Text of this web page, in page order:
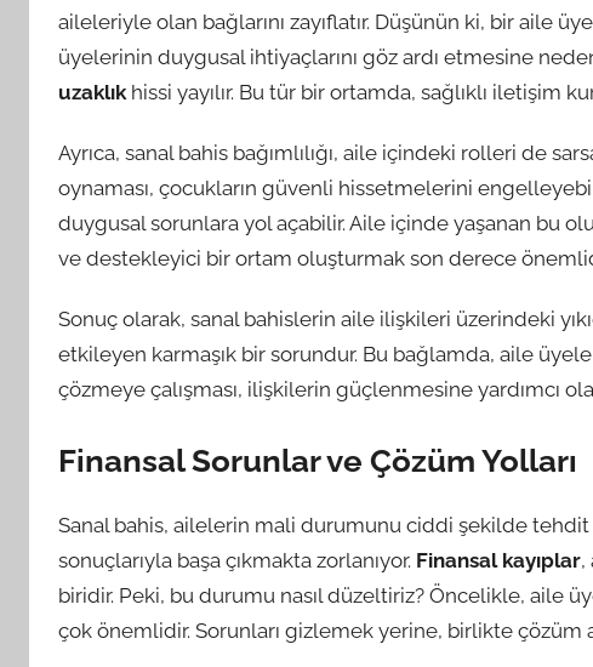
aileleriyle olan bağlarını zayıflatır. Düşünün ki, bir aile
üyelerinin duygusal ihtiyaçlarını göz ardı etmesine
uzaklık hissi yayılır. Bu tür bir ortamda, sağlıklı iletişim
Ayrıca, sanal bahis bağımlılığı, aile içindeki rolleri de
oynaması, çocukların güvenli hissetmelerini
duygusal sorunlara yol açabilir. Aile içinde yaşanan bu
ve destekleyici bir ortam oluşturmak son derece
Sonuç olarak, sanal bahislerin aile ilişkileri üzerindeki
etkileyen karmaşık bir sorundur. Bu bağlamda, aile
çözmeye çalışması, ilişkilerin güçlenmesine yardımcı
Finansal Sorunlar ve Çözüm Yolları
Sanal bahis, ailelerin mali durumunu ciddi şekilde tehdit
sonuçlarıyla başa çıkmakta zorlanıyor. Finansal kayıplar,
biridir. Peki, bu durumu nasıl düzeltiriz? Öncelikle, aile
çok önemlidir. Sorunları gizlemek yerine, birlikte çözüm